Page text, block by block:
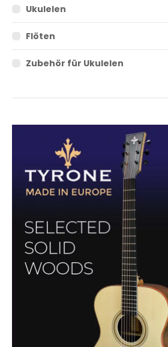
Ukulelen
Flöten
Zubehör für Ukulelen